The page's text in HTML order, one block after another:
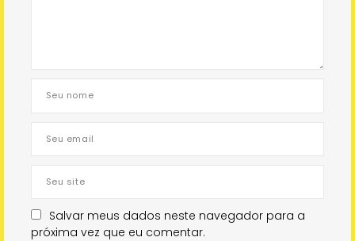
Salvar meus dados neste navegador para a
próxima vez que eu comentar.